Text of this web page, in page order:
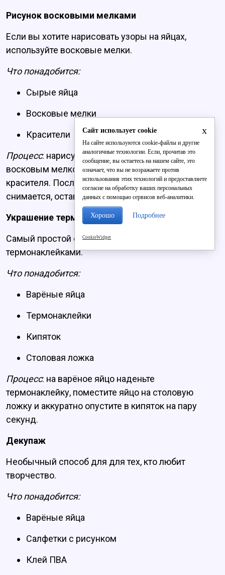
Рисунок восковыми мелками
Если вы хотите нарисовать узоры на яйцах,
используйте восковые мелки.
Что понадобится:
Сырые яйца
Восковые мелки
Красители
Процесс: нарисуйте на сыром яйце узоры
восковым мелком, погрузите яйцо в раствор
красителя. После окрашивания воск легко
снимается, оставляя красивые узоры.
Украшение термонаклейками
Самый простой способ – украшение
термонаклейками.
Что понадобится:
Варёные яйца
Термонаклейки
Кипяток
Столовая ложка
Процесс: на варёное яйцо наденьте
термонаклейку, поместите яйцо на столовую
ложку и аккуратно опустите в кипяток на пару
секунд.
Декупаж
Необычный способ для для тех, кто любит
творчество.
Что понадобится:
Варёные яйца
Салфетки с рисунком
Клей ПВА
x
Сайт использует cookie
На сайте используются cookie-файлы и другие
аналогичные технологии. Если, прочитав это
сообщение, вы остаетесь на нашем сайте, это
означает, что вы не возражаете против
использования этих технологий и предоставляете
согласие на обработку ваших персональных
данных с помощью сервисов веб-аналитики.
Хорошо Подробнее
CookieWidget